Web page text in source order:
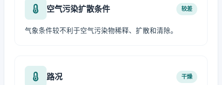
空气污染扩散条件 较差
气象条件较不利于空气污染物稀释、扩散和清除。
路况 干燥